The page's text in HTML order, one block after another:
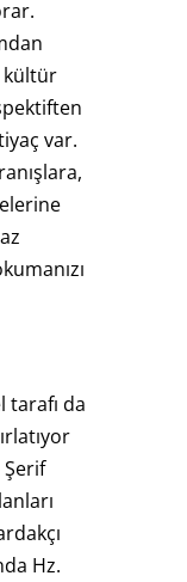
kültür
var.
tarafı da
Şerif
Hz.